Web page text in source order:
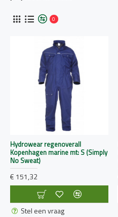
0
Hydrowear regenoverall
Kopenhagen marine mt: S (Simply
No Sweat)
€ 151,32
Stel een vraag